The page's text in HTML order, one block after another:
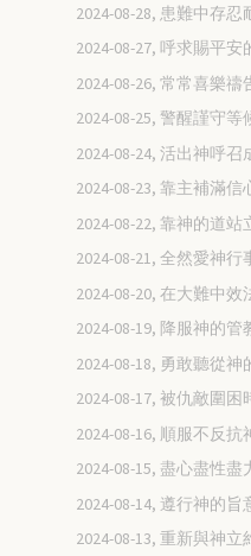
2024-08-28, 患難中存
2024-08-27, 呼求賜平
2024-08-26, 常常喜樂
2024-08-25, 警醒謹守
2024-08-24, 活出神呼
2024-08-23, 靠主補滿
2024-08-22, 靠神的道
2024-08-21, 全然愛神
2024-08-20, 在大難中
2024-08-19, 降服神的
2024-08-18, 勇敢聽從
2024-08-17, 被仇敵圍
2024-08-16, 順服不反
2024-08-15, 盡心盡性
2024-08-14, 遵行神的
2024-08-13, 重新與神